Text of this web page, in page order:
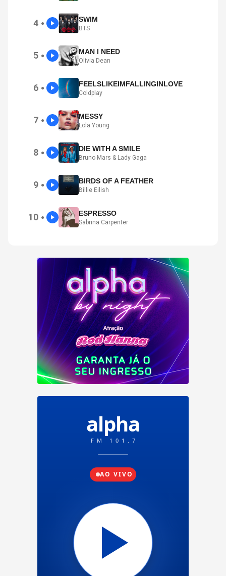
4 ● SWIM
BTS
5 ● MAN I NEED
Olivia Dean
6 ● FEELSLIKEIMFALLINGINLOVE
Coldplay
7 ● MESSY
Lola Young
8 ● DIE WITH A SMILE
Bruno Mars & Lady Gaga
9 ● BIRDS OF A FEATHER
Billie Eilish
10 ● ESPRESSO
Sabrina Carpenter